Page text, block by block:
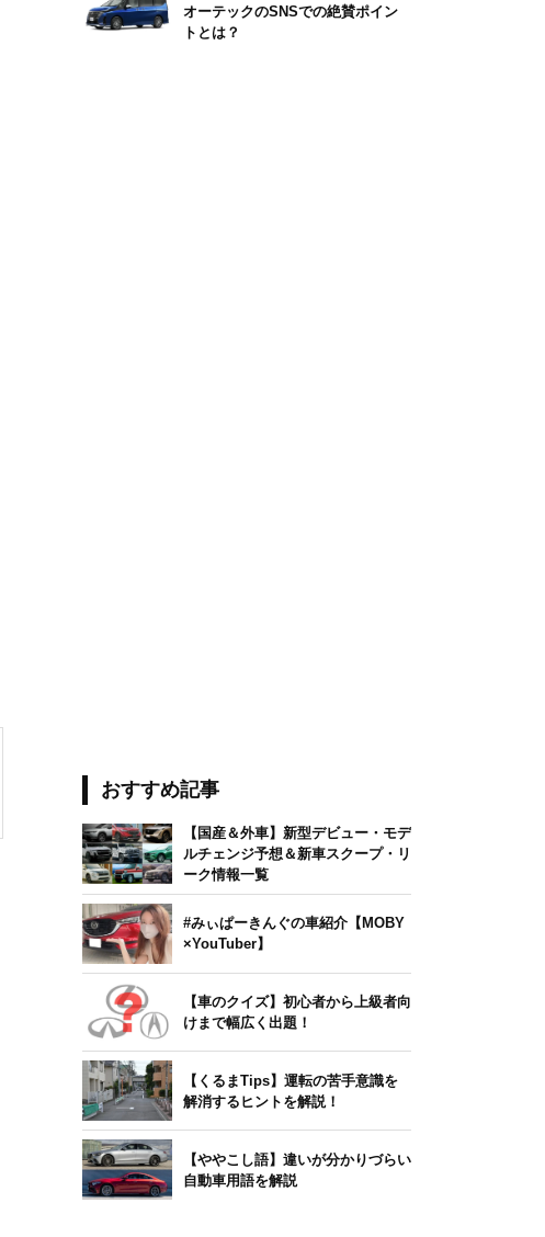
オーテックのSNSでの絶賛ポイン
トとは？
おすすめ記事
【国産＆外車】新型デビュー・モデ
ルチェンジ予想＆新車スクープ・リ
ーク情報一覧
#みぃぱーきんぐの車紹介【MOBY
×YouTuber】
【車のクイズ】初心者から上級者向
けまで幅広く出題！
【くるまTips】運転の苦手意識を
解消するヒントを解説！
【ややこし語】違いが分かりづらい
自動車用語を解説